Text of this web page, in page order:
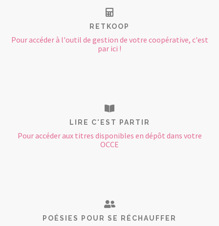
RETKOOP
Pour accéder à l'outil de gestion de votre coopérative, c'est
par ici !
LIRE C'EST PARTIR
Pour accéder aux titres disponibles en dépôt dans votre
OCCE
POÉSIES POUR SE RÉCHAUFFER